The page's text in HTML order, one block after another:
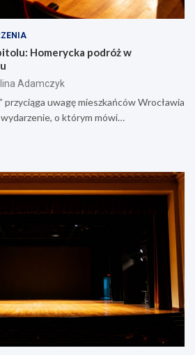
Homerycka podróż w
Adamczyk
przyciąga uwagę mieszkańców Wrocławia
o którym mówi…